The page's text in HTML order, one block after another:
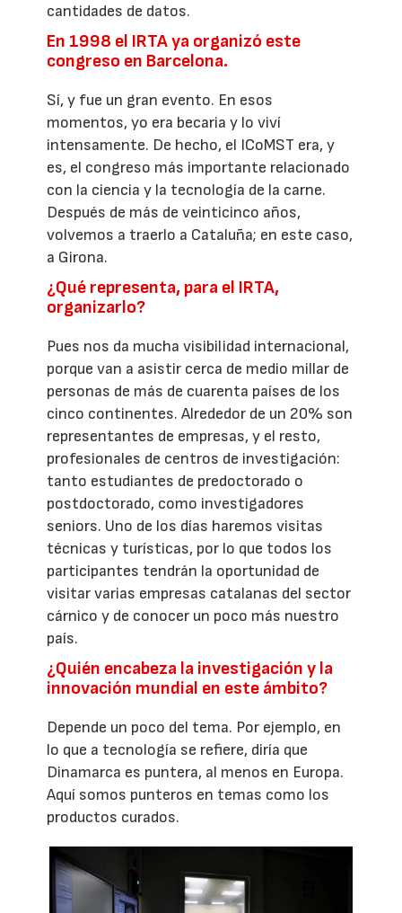
cantidades de datos.
En 1998 el IRTA ya organizó este
congreso en Barcelona.
Sí, y fue un gran evento. En esos
momentos, yo era becaria y lo viví
intensamente. De hecho, el ICoMST era, y
es, el congreso más importante relacionado
con la ciencia y la tecnología de la carne.
Después de más de veinticinco años,
volvemos a traerlo a Cataluña; en este caso,
a Girona.
¿Qué representa, para el IRTA,
organizarlo?
Pues nos da mucha visibilidad internacional,
porque van a asistir cerca de medio millar de
personas de más de cuarenta países de los
cinco continentes. Alrededor de un 20% son
representantes de empresas, y el resto,
profesionales de centros de investigación:
tanto estudiantes de predoctorado o
postdoctorado, como investigadores
seniors. Uno de los días haremos visitas
técnicas y turísticas, por lo que todos los
participantes tendrán la oportunidad de
visitar varias empresas catalanas del sector
cárnico y de conocer un poco más nuestro
país.
¿Quién encabeza la investigación y la
innovación mundial en este ámbito?
Depende un poco del tema. Por ejemplo, en
lo que a tecnología se refiere, diría que
Dinamarca es puntera, al menos en Europa.
Aquí somos punteros en temas como los
productos curados.